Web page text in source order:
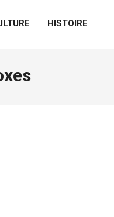
HISTOIRE